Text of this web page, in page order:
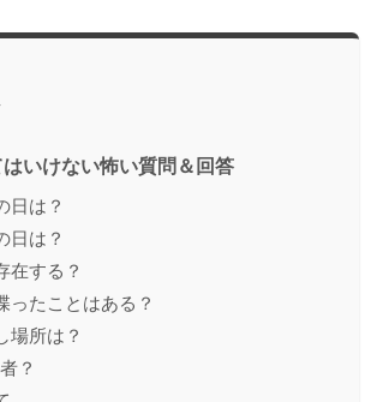
いけない怖い質問＆回答
日は？
日は？
在する？
ったことはある？
場所は？
？